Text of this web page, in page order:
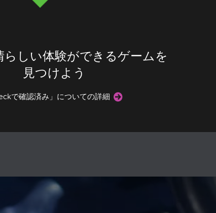
らしい体験ができるゲームを
見つけよう
で確認済み」についての詳細